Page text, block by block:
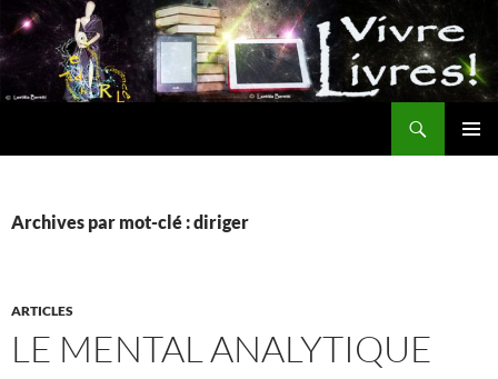
Aller
au
contenu
Archives par mot-clé : diriger
ARTICLES
LE MENTAL ANALYTIQUE